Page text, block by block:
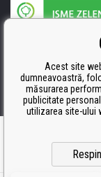
Producătorul
ISO 9001, ISO 14001
Acest site
dumneavoastră,
măsurarea
publicitate
utilizarea site-ului